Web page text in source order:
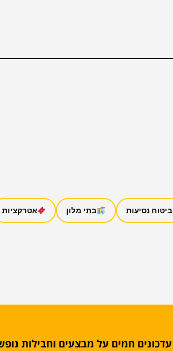
ביטוח נסיעות בתי מלון אטרקציות
חמים על מבצעים וחבילות